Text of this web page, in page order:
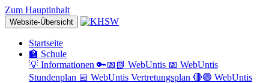
Zum Hauptinhalt
Website-Übersicht
Startseite
🏫 Schule
💡 Informationen 🔑📅📗 WebUntis 📅 WebUntis
Stundenplan 📅 WebUntis Vertretungsplan 🔴🟢 WebUntis